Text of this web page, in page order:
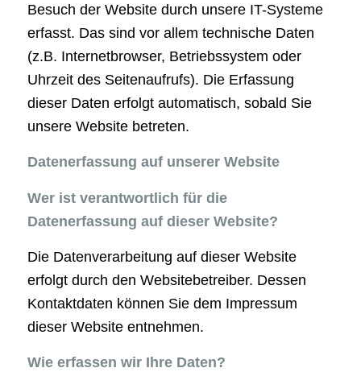
Besuch der Website durch unsere IT-Systeme
erfasst. Das sind vor allem technische Daten
(z.B. Internetbrowser, Betriebssystem oder
Uhrzeit des Seitenaufrufs). Die Erfassung
dieser Daten erfolgt automatisch, sobald Sie
unsere Website betreten.
Datenerfassung auf unserer Website
Wer ist verantwortlich für die
Datenerfassung auf dieser Website?
Die Datenverarbeitung auf dieser Website
erfolgt durch den Websitebetreiber. Dessen
Kontaktdaten können Sie dem Impressum
dieser Website entnehmen.
Wie erfassen wir Ihre Daten?